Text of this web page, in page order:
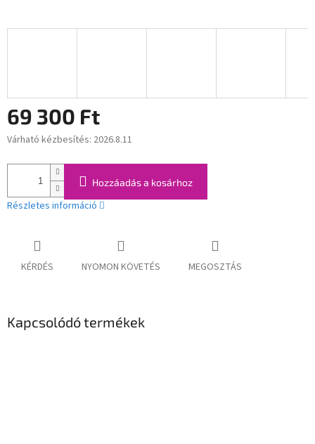
69 300 Ft
Egységár:
Várható kézbesítés: 2026.8.11
Hozzáadás a kosárhoz
Részletes információ
KÉRDÉS NYOMON KÖVETÉS MEGOSZTÁS
Kapcsolódó termékek